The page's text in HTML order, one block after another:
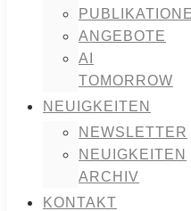
ANGEBOTE
AI
TOMORROW
NEUIGKEITEN
NEWSLETTER
NEUIGKEITEN
ARCHIV
KONTAKT